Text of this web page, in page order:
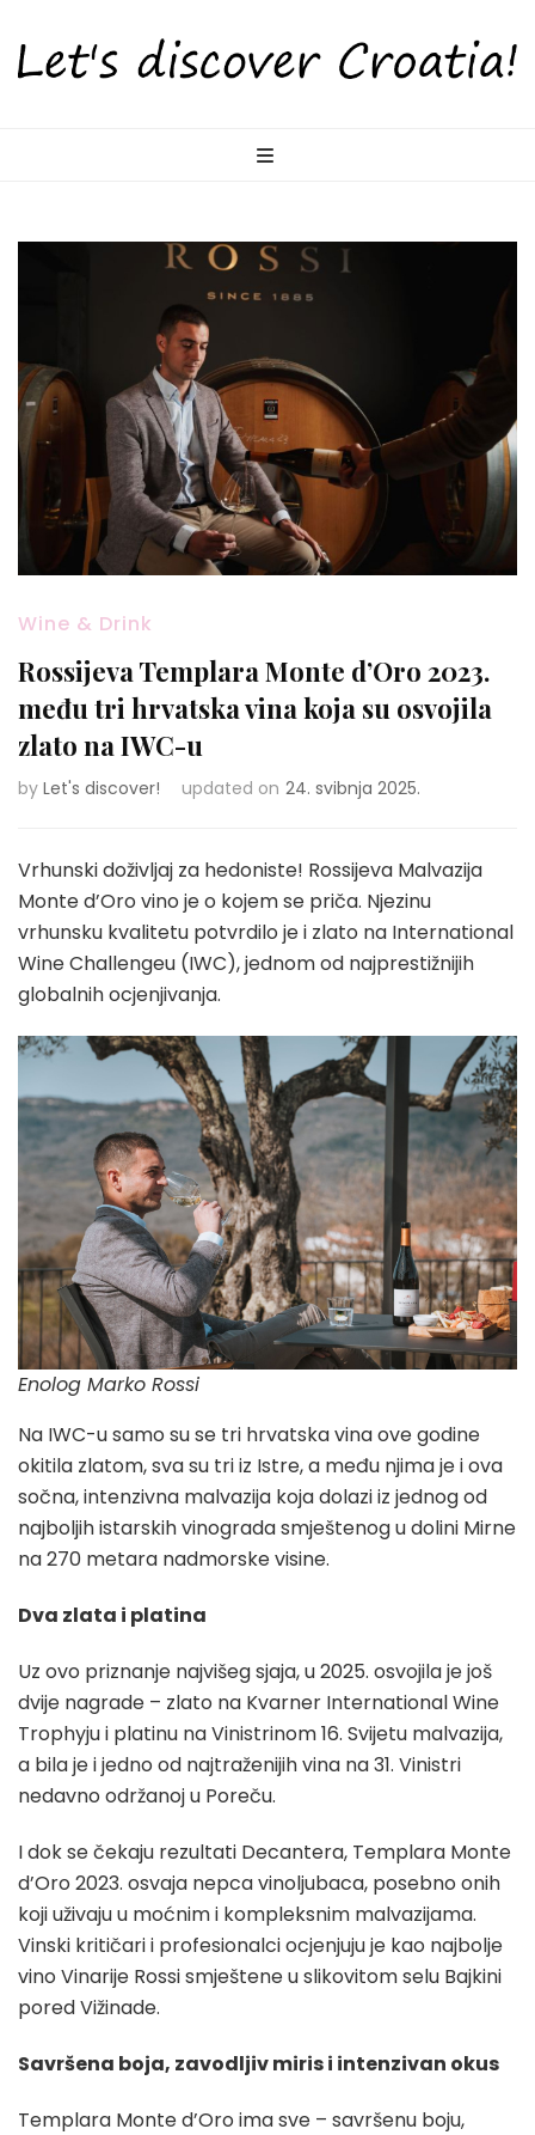
Wine & Drink
Rossijeva Templara Monte d’Oro 2023.
među tri hrvatska vina koja su osvojila
zlato na IWC-u
by Let's discover! updated on 24. svibnja 2025.
Vrhunski doživljaj za hedoniste! Rossijeva Malvazija
Monte d’Oro vino je o kojem se priča. Njezinu
vrhunsku kvalitetu potvrdilo je i zlato na International
Wine Challengeu (IWC), jednom od najprestižnijih
globalnih ocjenjivanja.
Enolog Marko Rossi
Na IWC-u samo su se tri hrvatska vina ove godine
okitila zlatom, sva su tri iz Istre, a među njima je i ova
sočna, intenzivna malvazija koja dolazi iz jednog od
najboljih istarskih vinograda smještenog u dolini Mirne
na 270 metara nadmorske visine.
Dva zlata i platina
Uz ovo priznanje najvišeg sjaja, u 2025. osvojila je još
dvije nagrade – zlato na Kvarner International Wine
Trophyju i platinu na Vinistrinom 16. Svijetu malvazija,
a bila je i jedno od najtraženijih vina na 31. Vinistri
nedavno održanoj u Poreču.
I dok se čekaju rezultati Decantera, Templara Monte
d’Oro 2023. osvaja nepca vinoljubaca, posebno onih
koji uživaju u moćnim i kompleksnim malvazijama.
Vinski kritičari i profesionalci ocjenjuju je kao najbolje
vino Vinarije Rossi smještene u slikovitom selu Bajkini
pored Vižinade.
Savršena boja, zavodljiv miris i intenzivan okus
Templara Monte d’Oro ima sve – savršenu boju,